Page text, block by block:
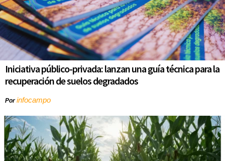
Iniciativa público-privada: lanzan una guía técnica para la
recuperación de suelos degradados
Porinfocampo